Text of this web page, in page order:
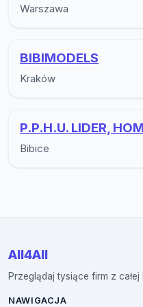
Warszawa
BIBIMODELS
Kraków
P.P.H.U. LIDER,
Bibice
All4All
Przeglądaj tysiące firm z
NAWIGACJA